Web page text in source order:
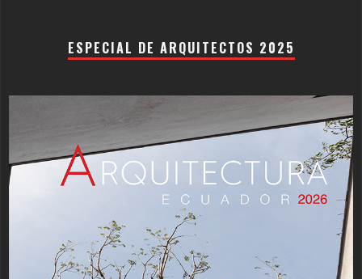
ESPECIAL DE ARQUITECTOS 2025